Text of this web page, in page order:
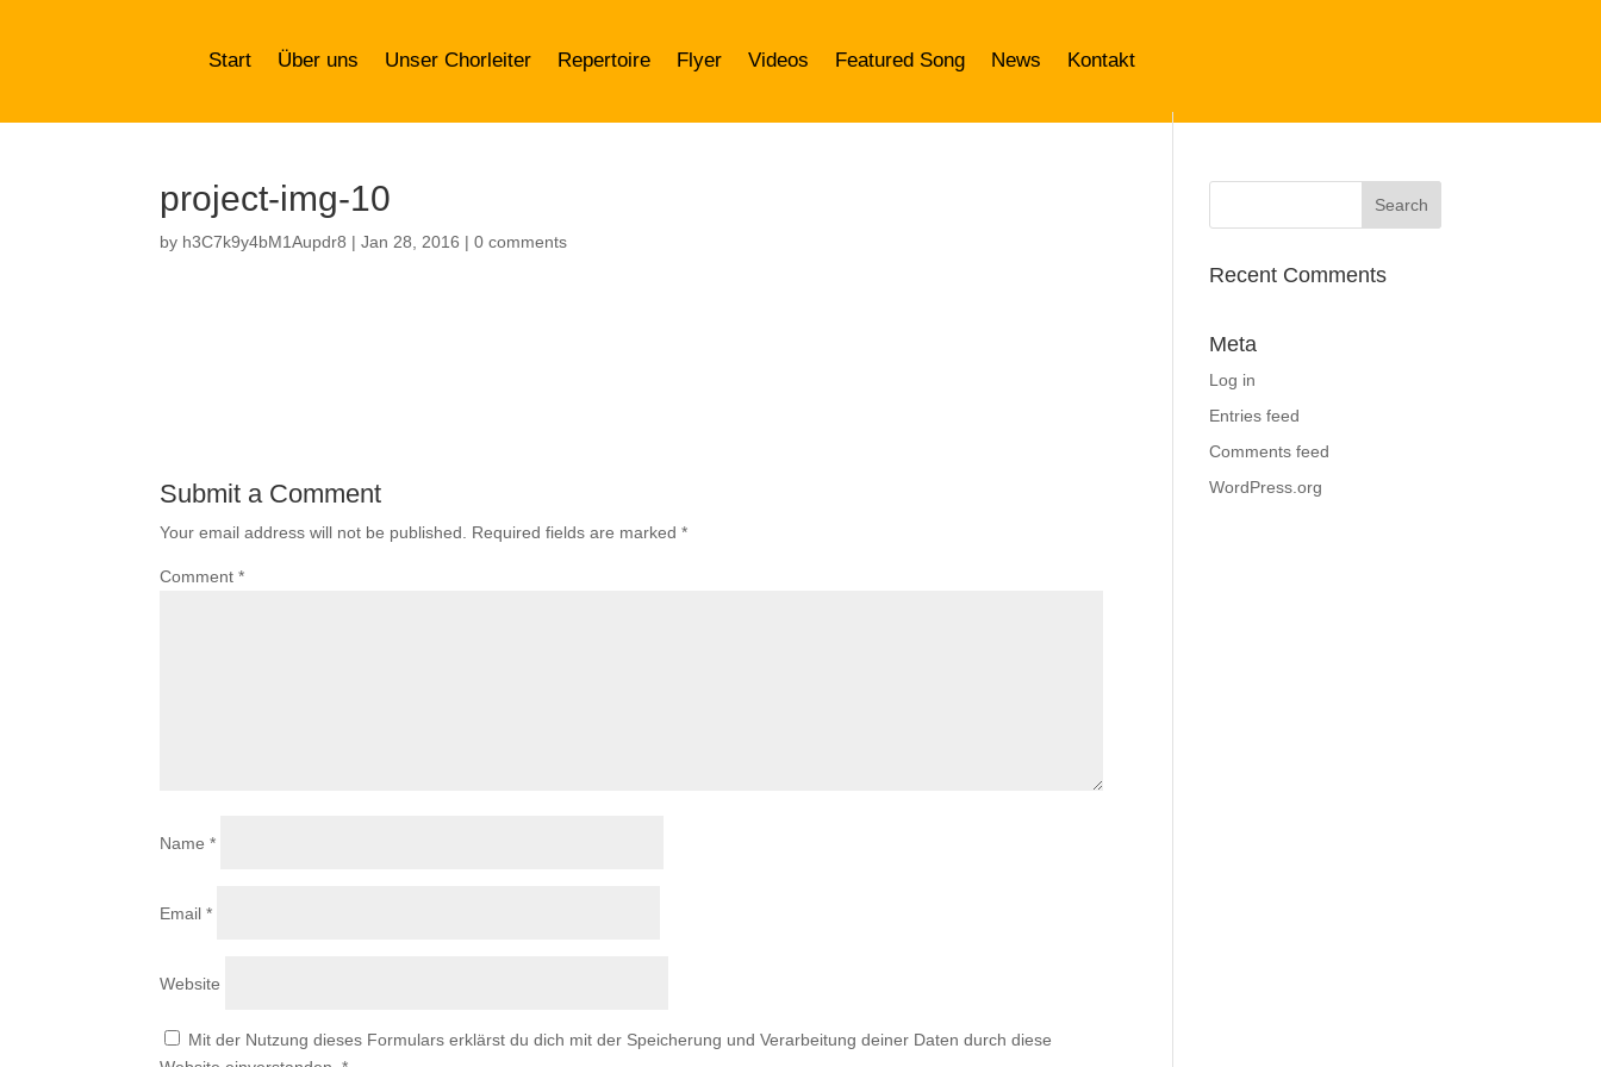
Start Über uns Unser Chorleiter Repertoire Flyer Videos Featured Song News Kontakt
project-img-10
by h3C7k9y4bM1Aupdr8 |Jan 28, 2016 |0 comments
Submit a Comment
Your email address will not be published. Required fields are marked*
Comment*
Name*
Email*
Website
Mit der Nutzung dieses Formulars erklärst du dich mit der Speicherung und Verarbeitung deiner Daten durch diese
Recent Comments
Meta
Log in
Entries feed
Comments feed
WordPress.org